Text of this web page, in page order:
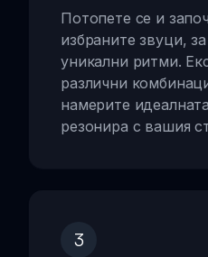
Потопете се и
избраните звуци,
уникални ритми.
различни
намерите
резонира с вашия
3